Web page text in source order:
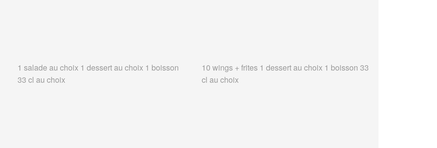
1 salade au choix 1 dessert au choix 1 boisson
33 cl au choix
10 wings + frites 1 dessert au choix 1 boisson 33
cl au choix